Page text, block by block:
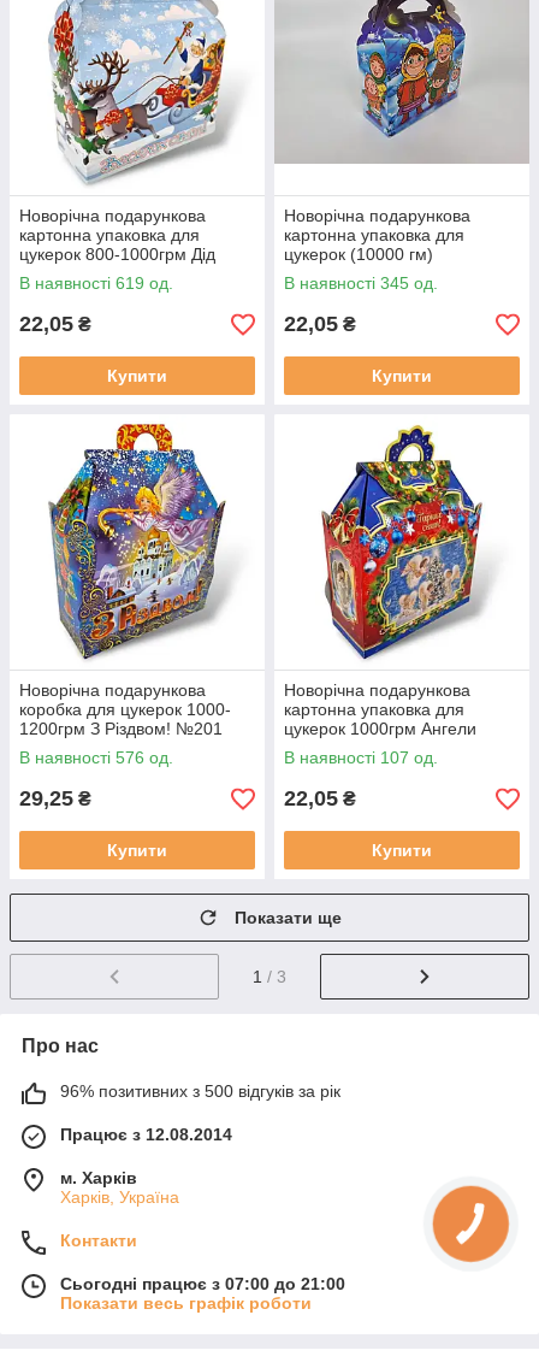
Новорічна подарункова
картонна упаковка для
цукерок 800-1000грм Дід
Мороз на санях № 205н
(ММ12630)
В наявності 619 од.
22,05 ₴
Купити
Новорічна подарункова
картонна упаковка для
цукерок (10000 гм)
Колядники No204 (1 шт.)
В наявності 345 од.
22,05 ₴
Купити
Новорічна подарункова
коробка для цукерок 1000-
1200грм З Різдвом! №201
(ММ12639)
В наявності 576 од.
29,25 ₴
Купити
Новорічна подарункова
картонна упаковка для
цукерок 1000грм Ангели
№202 (ММ12640)
В наявності 107 од.
22,05 ₴
Купити
Показати ще
1 / 3
Про нас
96% позитивних з 500 відгуків за рік
Працює з 12.08.2014
м. Харків
Харків, Україна
Контакти
Сьогодні працює з 07:00 до 21:00
Показати весь графік роботи